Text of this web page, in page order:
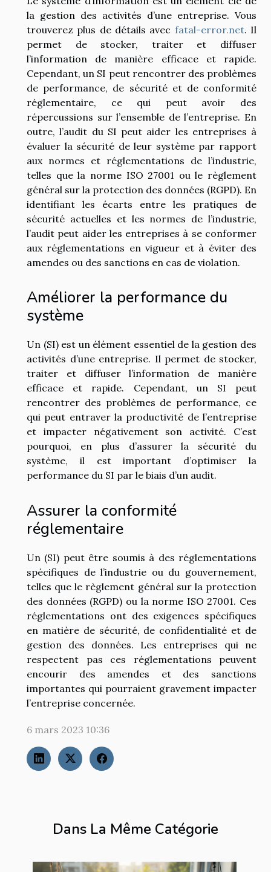
Dans La Même Catégorie
la gestion des activités d’une entreprise. Vous
trouverez plus de détails avec fatal-error.net. Il
permet de stocker, traiter et diffuser
l’information de manière efficace et rapide.
Cependant, un SI peut rencontrer des problèmes
de performance, de sécurité et de conformité
réglementaire, ce qui peut avoir des
répercussions sur l’ensemble de l’entreprise. En
outre, l’audit du SI peut aider les entreprises à
évaluer la sécurité de leur système par rapport
aux normes et réglementations de l’industrie,
telles que la norme ISO 27001 ou le règlement
général sur la protection des données (RGPD). En
identifiant les écarts entre les pratiques de
sécurité actuelles et les normes de l’industrie,
l’audit peut aider les entreprises à se conformer
aux réglementations en vigueur et à éviter des
amendes ou des sanctions en cas de violation.
Améliorer la performance du
système
Un (SI) est un élément essentiel de la gestion des
activités d’une entreprise. Il permet de stocker,
traiter et diffuser l’information de manière
efficace et rapide. Cependant, un SI peut
rencontrer des problèmes de performance, ce
qui peut entraver la productivité de l’entreprise
et impacter négativement son activité. C’est
pourquoi, en plus d’assurer la sécurité du
système, il est important d’optimiser la
performance du SI par le biais d’un audit.
Assurer la conformité
réglementaire
Un (SI) peut être soumis à des réglementations
spécifiques de l’industrie ou du gouvernement,
telles que le règlement général sur la protection
des données (RGPD) ou la norme ISO 27001. Ces
réglementations ont des exigences spécifiques
en matière de sécurité, de confidentialité et de
gestion des données. Les entreprises qui ne
respectent pas ces réglementations peuvent
encourir des amendes et des sanctions
importantes qui pourraient gravement impacter
l’entreprise concernée.
6 mars 2023 10:36